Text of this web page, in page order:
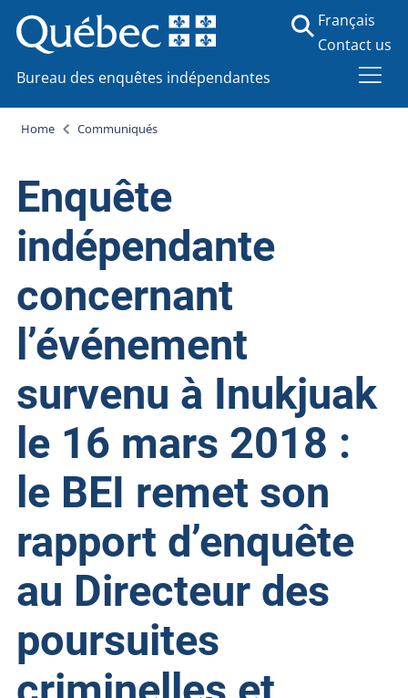
Bureau des enquêtes indépendantes
Français
Contact us
Home Communiqués
Enquête
indépendante
concernant
l’événement
survenu à Inukjuak
le 16 mars 2018 :
le BEI remet son
rapport d’enquête
au Directeur des
poursuites